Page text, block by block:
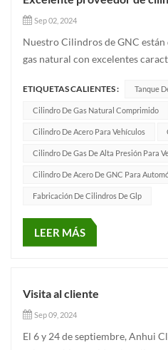
Sep 02, 2024
Nuestro Cilindros de GNC
gas natural con excelentes
fabricación avanzados para
confiable en una variedad de
trans...
ETIQUETAS CALIENTES : Tanque
Cilindro De Gas Natural Comprimido
Cilindro De Acero Para Vehículos
Cilindro De Gas De Alta Presión Para
Cilindro De Acero De GNC Para
Fabricación De Cilindros De Glp
LEER MÁS
Visita al cliente
Sep 09, 2024
El 6 y 24 de septiembre, Anhui